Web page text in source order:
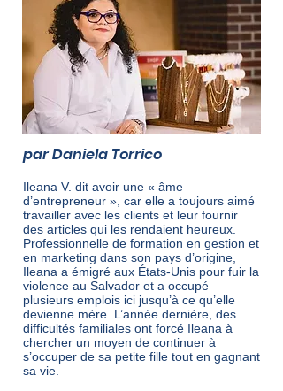
par Daniela Torrico
Ileana V. dit avoir une « âme
d’entrepreneur », car elle a toujours aimé
travailler avec les clients et leur fournir
des articles qui les rendaient heureux.
Professionnelle de formation en gestion et
en marketing dans son pays d’origine,
Ileana a émigré aux États-Unis pour fuir la
violence au Salvador et a occupé
plusieurs emplois ici jusqu’à ce qu’elle
devienne mère. L’année dernière, des
difficultés familiales ont forcé Ileana à
chercher un moyen de continuer à
s’occuper de sa petite fille tout en gagnant
sa vie.